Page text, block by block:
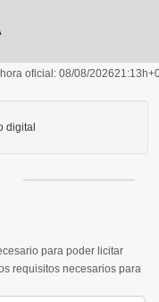
oficial: 08/08/202621:13h
digital
para poder licitar
requisitos necesarios para